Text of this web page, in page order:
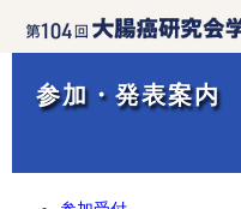
参加・発表案内